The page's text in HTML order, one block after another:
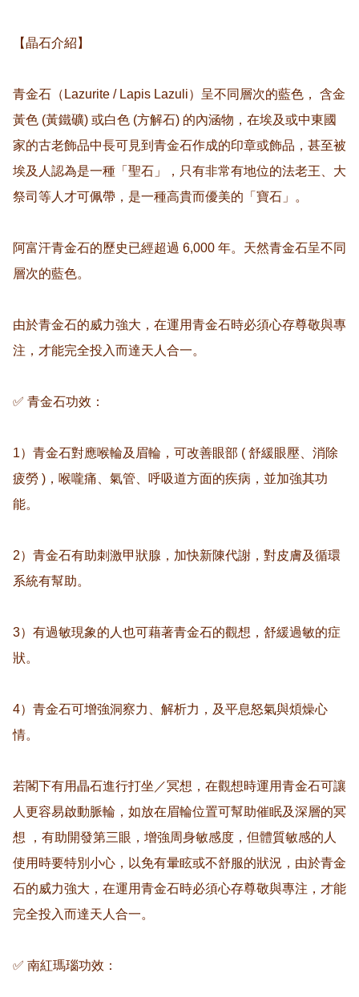
【晶石介紹】
青金石（Lazurite / Lapis Lazuli）呈不同層次的藍色， 含金
黃色 (黃鐵礦) 或白色 (方解石) 的內涵物，在埃及或中東國
家的古老飾品中長可見到青金石作成的印章或飾品，甚至被
埃及人認為是一種「聖石」，只有非常有地位的法老王、大
祭司等人才可佩帶，是一種高貴而優美的「寶石」。
阿富汗青金石的歷史已經超過 6,000 年。天然青金石呈不同
層次的藍色。
由於青金石的威力強大，在運用青金石時必須心存尊敬與專
注，才能完全投入而達天人合一。
✅ 青金石功效：
1）青金石對應喉輪及眉輪，可改善眼部 ( 舒緩眼壓、消除
疲勞 )，喉嚨痛、氣管、呼吸道方面的疾病，並加強其功
能。
2）青金石有助刺激甲狀腺，加快新陳代謝，對皮膚及循環
系統有幫助。
3）有過敏現象的人也可藉著青金石的觀想，舒緩過敏的症
狀。
4）青金石可增強洞察力、解析力，及平息怒氣與煩燥心
情。
若閣下有用瞐石進行打坐／冥想，在觀想時運用青金石可讓
人更容易啟動脈輪，如放在眉輪位置可幫助催眠及深層的冥
想 ，有助開發第三眼，增強周身敏感度，但體質敏感的人
使用時要特別小心，以免有暈眩或不舒服的狀況，由於青金
石的威力強大，在運用青金石時必須心存尊敬與專注，才能
完全投入而達天人合一。
✅ 南紅瑪瑙功效：